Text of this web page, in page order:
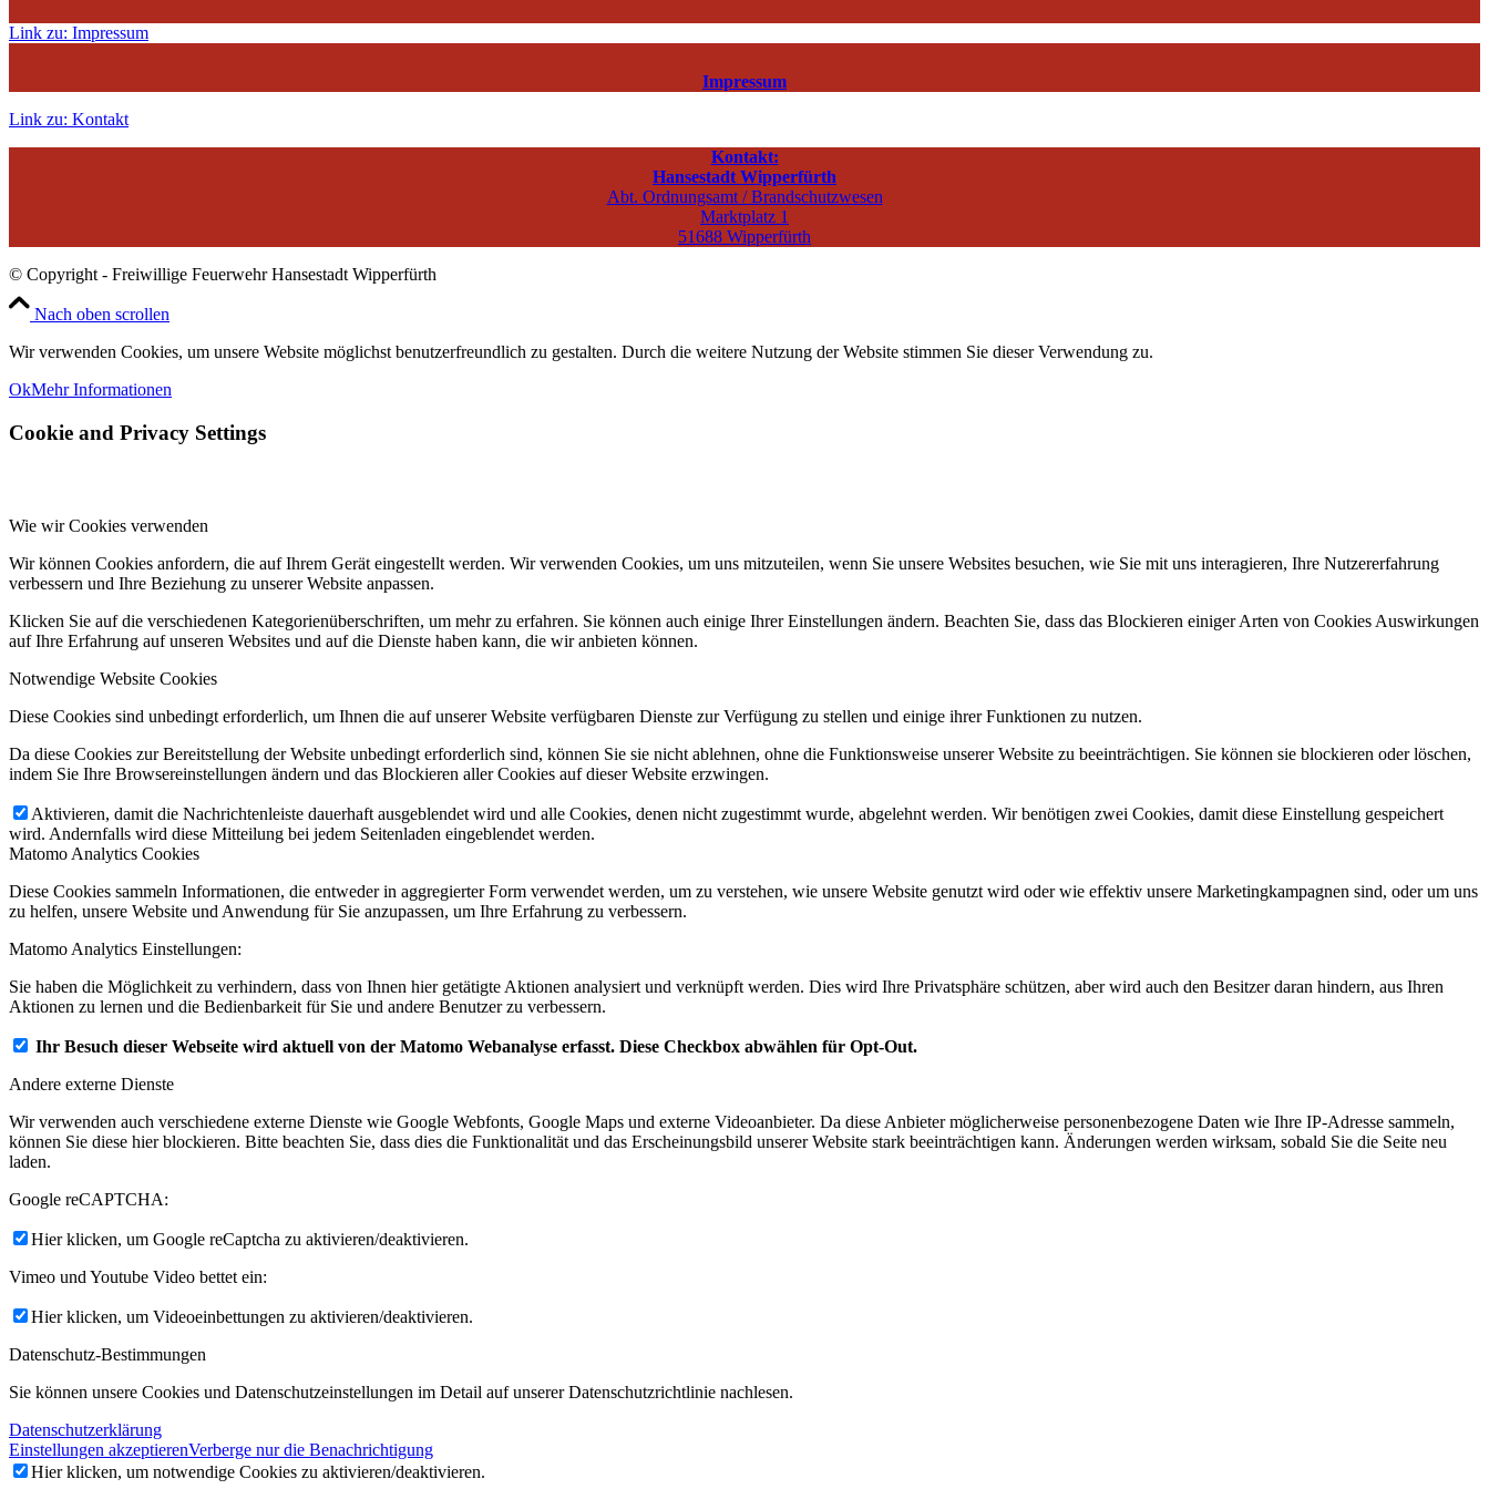
Link zu: Impressum
Impressum
Link zu: Kontakt
Kontakt:
Hansestadt Wipperfürth
Abt. Ordnungsamt / Brandschutzwesen
Marktplatz 1
51688 Wipperfürth
© Copyright - Freiwillige Feuerwehr Hansestadt Wipperfürth
Nach oben scrollen
Wir verwenden Cookies, um unsere Website möglichst benutzerfreundlich zu gestalten. Durch die weitere Nutzung der Website stimmen Sie dieser Verwendung zu.
OkMehr Informationen
Cookie and Privacy Settings
Wie wir Cookies verwenden
Wir können Cookies anfordern, die auf Ihrem Gerät eingestellt werden. Wir verwenden Cookies, um uns mitzuteilen, wenn Sie unsere Websites besuchen, wie Sie mit uns interagieren, Ihre Nutzererfahrung
verbessern und Ihre Beziehung zu unserer Website anpassen.
Klicken Sie auf die verschiedenen Kategorienüberschriften, um mehr zu erfahren. Sie können auch einige Ihrer Einstellungen ändern. Beachten Sie, dass das Blockieren einiger Arten von Cookies Auswirkungen
auf Ihre Erfahrung auf unseren Websites und auf die Dienste haben kann, die wir anbieten können.
Notwendige Website Cookies
Diese Cookies sind unbedingt erforderlich, um Ihnen die auf unserer Website verfügbaren Dienste zur Verfügung zu stellen und einige ihrer Funktionen zu nutzen.
Da diese Cookies zur Bereitstellung der Website unbedingt erforderlich sind, können Sie sie nicht ablehnen, ohne die Funktionsweise unserer Website zu beeinträchtigen. Sie können sie blockieren oder löschen,
indem Sie Ihre Browsereinstellungen ändern und das Blockieren aller Cookies auf dieser Website erzwingen.
Aktivieren, damit die Nachrichtenleiste dauerhaft ausgeblendet wird und alle Cookies, denen nicht zugestimmt wurde, abgelehnt werden. Wir benötigen zwei Cookies, damit diese Einstellung gespeichert
wird. Andernfalls wird diese Mitteilung bei jedem Seitenladen eingeblendet werden.
Matomo Analytics Cookies
Diese Cookies sammeln Informationen, die entweder in aggregierter Form verwendet werden, um zu verstehen, wie unsere Website genutzt wird oder wie effektiv unsere Marketingkampagnen sind, oder um uns
zu helfen, unsere Website und Anwendung für Sie anzupassen, um Ihre Erfahrung zu verbessern.
Matomo Analytics Einstellungen:
Sie haben die Möglichkeit zu verhindern, dass von Ihnen hier getätigte Aktionen analysiert und verknüpft werden. Dies wird Ihre Privatsphäre schützen, aber wird auch den Besitzer daran hindern, aus Ihren
Aktionen zu lernen und die Bedienbarkeit für Sie und andere Benutzer zu verbessern.
Ihr Besuch dieser Webseite wird aktuell von der Matomo Webanalyse erfasst. Diese Checkbox abwählen für Opt-Out.
Andere externe Dienste
Wir verwenden auch verschiedene externe Dienste wie Google Webfonts, Google Maps und externe Videoanbieter. Da diese Anbieter möglicherweise personenbezogene Daten wie Ihre IP-Adresse sammeln,
können Sie diese hier blockieren. Bitte beachten Sie, dass dies die Funktionalität und das Erscheinungsbild unserer Website stark beeinträchtigen kann. Änderungen werden wirksam, sobald Sie die Seite neu
laden.
Google reCAPTCHA:
Hier klicken, um Google reCaptcha zu aktivieren/deaktivieren.
Vimeo und Youtube Video bettet ein:
Hier klicken, um Videoeinbettungen zu aktivieren/deaktivieren.
Datenschutz-Bestimmungen
Sie können unsere Cookies und Datenschutzeinstellungen im Detail auf unserer Datenschutzrichtlinie nachlesen.
Datenschutzerklärung
Einstellungen akzeptierenVerberge nur die Benachrichtigung
Hier klicken, um notwendige Cookies zu aktivieren/deaktivieren.